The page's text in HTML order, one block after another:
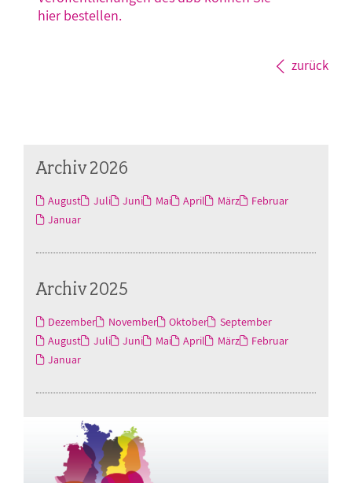
hier bestellen.
zurück
Archiv 2026
August Juli Juni Mai April März
Februar
Januar
Archiv 2025
Dezember November Oktober
September
August
Juli Juni Mai April März
Februar
Januar